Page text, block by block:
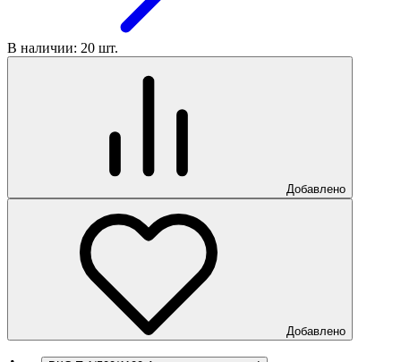
В наличии: 20 шт.
Добавлено
Добавлено